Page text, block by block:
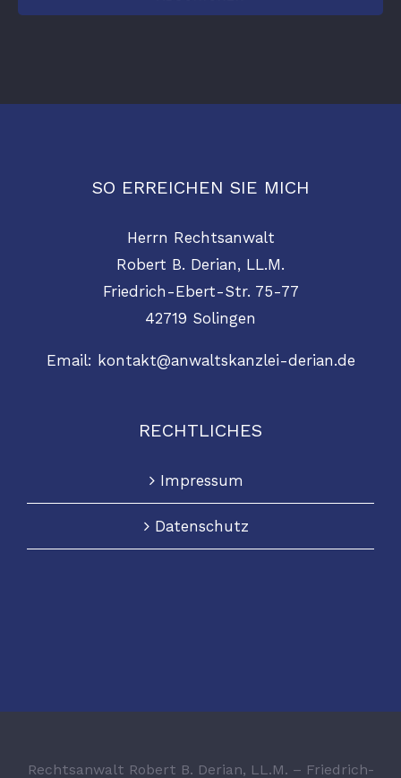
SO ERREICHEN SIE MICH
Herrn Rechtsanwalt
Robert B. Derian, LL.M.
Friedrich-Ebert-Str. 75-77
42719 Solingen
Email: kontakt@anwaltskanzlei-derian.de
RECHTLICHES
Impressum
Datenschutz
Rechtsanwalt Robert B. Derian, LL.M. – Friedrich-